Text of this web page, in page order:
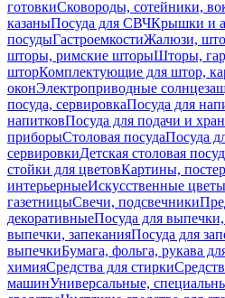
готовкиСковороды, сотейники,
казаныПосуда для СВЧКрышки и
посудыГастроемкостиЖалюзи,
шторы, римские шторыШторы,
шторКомплектующие для штор,
оконЭлектроприводные
посуда, сервировкаПосуда для
напитковПосуда для подачи и
приборыСтоловая посудаПосуда
сервировкиДетская столовая
стойки для цветовКартины,
интерьерныеИскусственные
газетницыСвечи, подсвечники
декоративныеПосуда для выпечки,
выпечки, запеканияПосуда для
выпечкиБумага, фольга, рукава
химияСредства для стирки
машинУниверсальные,